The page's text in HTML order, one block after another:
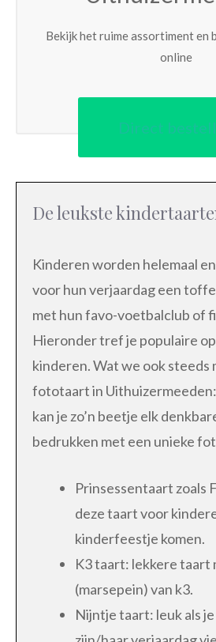
Bekijk het ruime assortiment en
online
Direct
De leukste
Kinderen worden helemaal
voor hun verjaardag een
met hun favo-voetbalclub of
Hieronder tref je populaire
kinderen. Wat we ook steeds
fototaart in
kan je zo’n beetje elk
bedrukken met een unieke
Prinsessentaart zoals
deze taart voor
kinderfeestje komen.
K3 taart: lekkere
(marsepein) van k3.
Nijntje taart: leuk als